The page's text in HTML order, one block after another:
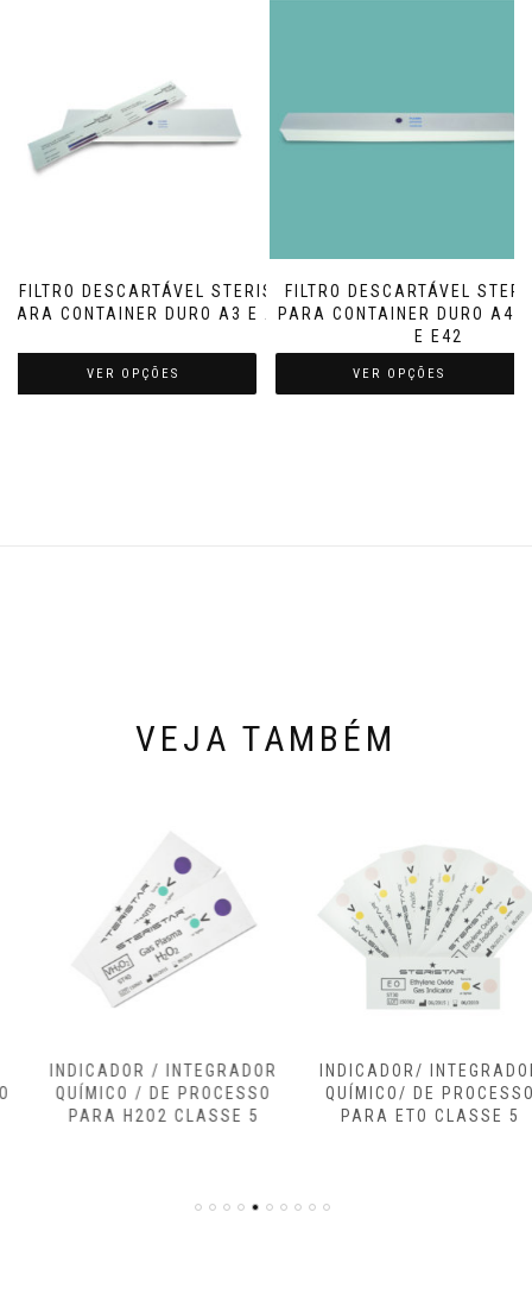
FILTRO DESCARTÁVEL STERISAFEⓇ
PARA CONTAINER DURO A3 E A3 PLUS
VER OPÇÕES
FILTRO DESCARTÁVEL
PARA CONTAINER DURO A4,
E E42
VER OPÇÕES
VEJA TAMBÉM
INDICADOR / INTEGRADOR
QUÍMICO / DE PROCESSO
PARA H2O2 CLASSE 5
INDICADOR/ INTEGRADOR
QUÍMICO/ DE PROCESSO
PARA ETO CLASSE 5